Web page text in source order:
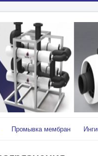
Промывка мембран